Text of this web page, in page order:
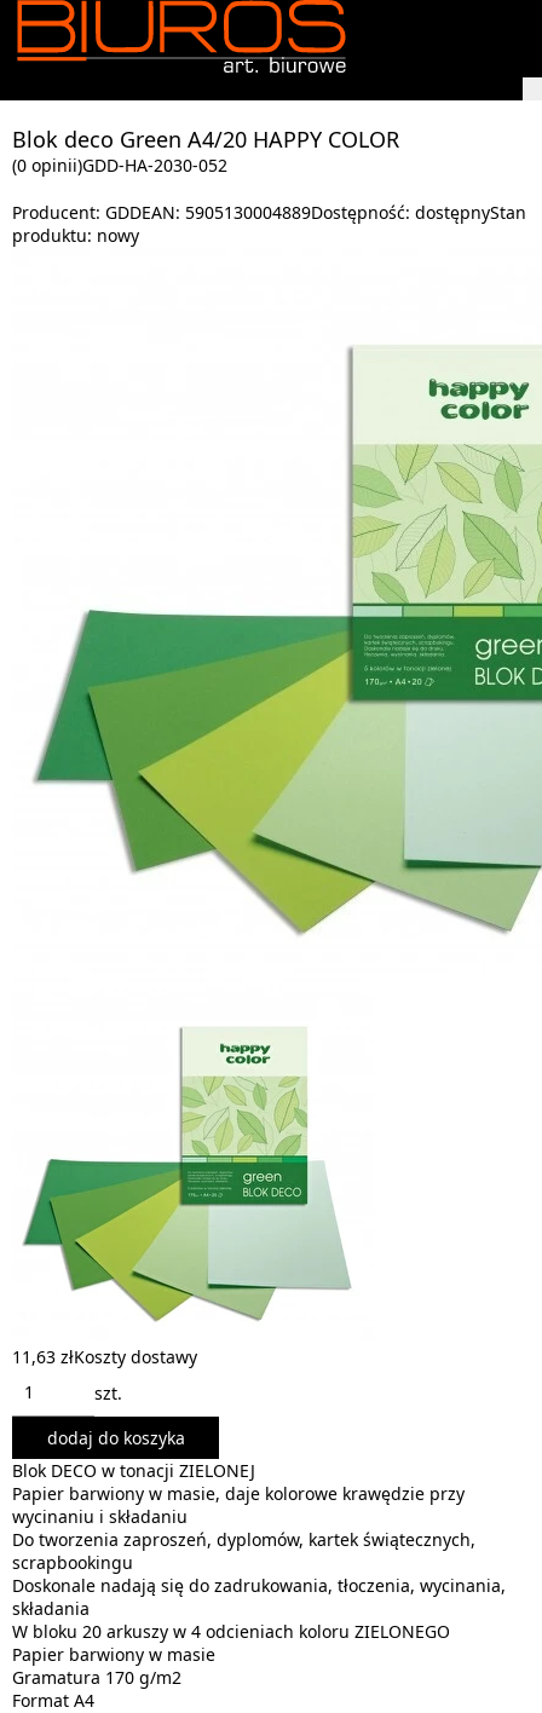
Blok deco Green A4/20 HAPPY COLOR
(0 opinii)GDD-HA-2030-052
Producent: GDDEAN: 5905130004889Dostępność: dostępnyStan
produktu: nowy
11,63 złKoszty dostawy
szt.
dodaj do koszyka
Blok DECO w tonacji ZIELONEJ
Papier barwiony w masie, daje kolorowe krawędzie przy
wycinaniu i składaniu
Do tworzenia zaproszeń, dyplomów, kartek świątecznych,
scrapbookingu
Doskonale nadają się do zadrukowania, tłoczenia, wycinania,
składania
W bloku 20 arkuszy w 4 odcieniach koloru ZIELONEGO
Papier barwiony w masie
Gramatura 170 g/m2
Format A4